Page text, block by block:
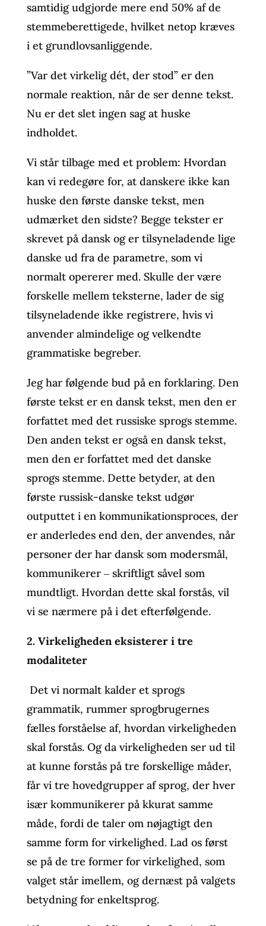
samtidig udgjorde mere end 50% af de
stemmeberettigede, hvilket netop kræves
i et grundlovsanliggende.
”Var det virkelig dét, der stod” er den
normale reaktion, når de ser denne tekst.
Nu er det slet ingen sag at huske
indholdet.
Vi står tilbage med et problem: Hvordan
kan vi redegøre for, at danskere ikke kan
huske den første danske tekst, men
udmærket den sidste? Begge tekster er
skrevet på dansk og er tilsyneladende lige
danske ud fra de parametre, som vi
normalt opererer med. Skulle der være
forskelle mellem teksterne, lader de sig
tilsyneladende ikke registrere, hvis vi
anvender almindelige og velkendte
grammatiske begreber.
Jeg har følgende bud på en forklaring. Den
første tekst er en dansk tekst, men den er
forfattet med det russiske sprogs stemme.
Den anden tekst er også en dansk tekst,
men den er forfattet med det danske
sprogs stemme. Dette betyder, at den
første russisk-danske tekst udgør
outputtet i en kommunikationsproces, der
er anderledes end den, der anvendes, når
personer der har dansk som modersmål,
kommunikerer ‒ skriftligt såvel som
mundtligt. Hvordan dette skal forstås, vil
vi se nærmere på i det efterfølgende.
2. Virkeligheden eksisterer i tre
modaliteter
Det vi normalt kalder et sprogs
grammatik, rummer sprogbrugernes
fælles forståelse af, hvordan virkeligheden
skal forstås. Og da virkeligheden ser ud til
at kunne forstås på tre forskellige måder,
får vi tre hovedgrupper af sprog, der hver
især kommunikerer på kkurat samme
måde, fordi de taler om nøjagtigt den
samme form for virkelighed. Lad os først
se på de tre former for virkelighed, som
valget står imellem, og dernæst på valgets
betydning for enkeltsprog.